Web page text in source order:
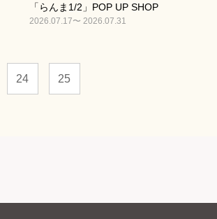
「らんま1/2」POP UP SHOP
2026.07.17〜 2026.07.31
24 25